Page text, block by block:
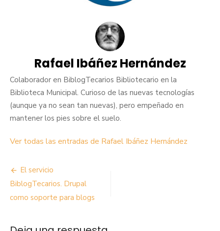
Rafael Ibáñez Hernández
Colaborador en BiblogTecarios Bibliotecario en la
Biblioteca Municipal. Curioso de las nuevas tecnologías
(aunque ya no sean tan nuevas), pero empeñado en
mantener los pies sobre el suelo.
Ver todas las entradas de Rafael Ibáñez Hernández
Navegación
de
entradas
El servicio
BiblogTecarios. Drupal
como soporte para blogs